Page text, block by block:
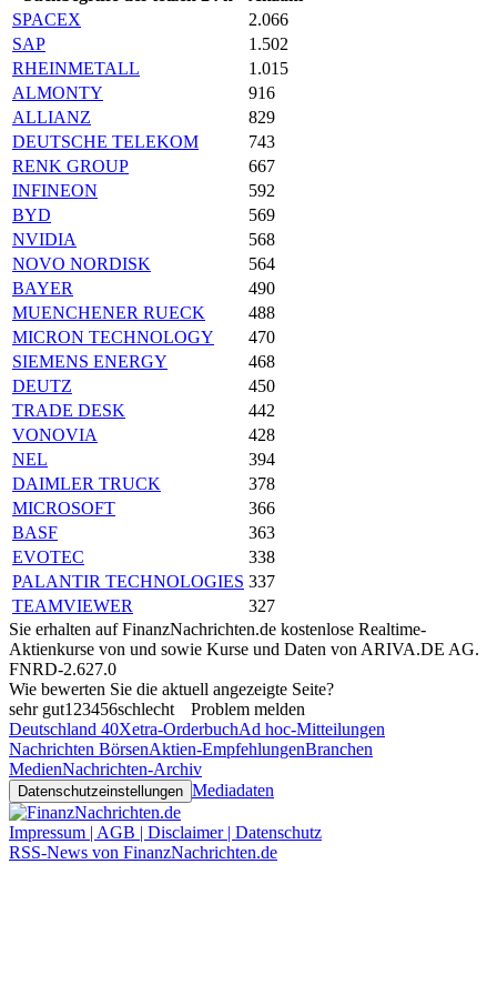
SPACEX
2.066
SAP
1.502
RHEINMETALL
1.015
ALMONTY
916
ALLIANZ
829
DEUTSCHE TELEKOM
743
RENK GROUP
667
INFINEON
592
BYD
569
NVIDIA
568
NOVO NORDISK
564
BAYER
490
MUENCHENER RUECK
488
MICRON TECHNOLOGY
470
SIEMENS ENERGY
468
DEUTZ
450
TRADE DESK
442
VONOVIA
428
NEL
394
DAIMLER TRUCK
378
MICROSOFT
366
BASF
363
EVOTEC
338
PALANTIR TECHNOLOGIES 337
TEAMVIEWER
327
Sie erhalten auf FinanzNachrichten.de kostenlose Realtime-
Aktienkurse von und sowie Kurse und Daten von ARIVA.DE AG.
FNRD-2.627.0
Wie bewerten Sie die aktuell angezeigte Seite?
sehr gut1 23456schlecht
Problem melden
Deutschland 40Xetra-OrderbuchAd hoc-Mitteilungen
Nachrichten BörsenAktien-EmpfehlungenBranchen
MedienNachrichten-Archiv
Datenschutzeinstellungen Mediadaten
Impressum | AGB | Disclaimer | Datenschutz
RSS-News von FinanzNachrichten.de